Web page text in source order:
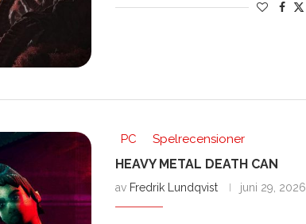
PC Spelrecensioner
HEAVY METAL DEATH CAN
av Fredrik Lundqvist juni 29, 2026